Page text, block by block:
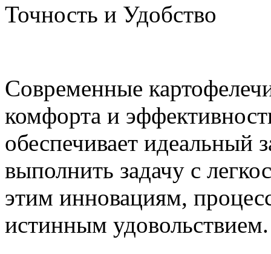
Точность и Удобство
Современные
комфорта и
обеспечивает идеальный
выполнить задачу с
этим инновациям,
истинным удовольствием.